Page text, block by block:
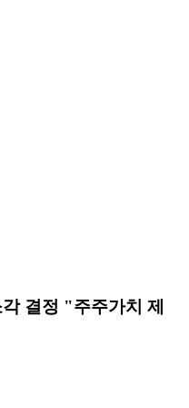
결정 "주주가치 제